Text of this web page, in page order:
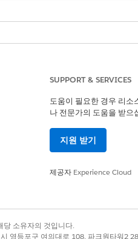
자
로 볼 수 있습니다. 대시보드
및 최대 점수를 기반으로 히스
SUPPORT & SERVICES
도움이 필요한 경우 리소
나 전문가의 도움을 받으
지원 받기
제공자 Experience Cloud
소유자의 것입니다.
영등포구 여의대로 108, 파크원타워2